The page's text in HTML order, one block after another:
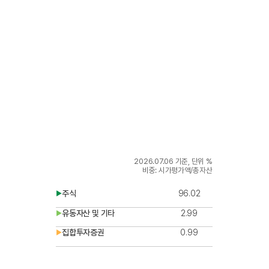
2026.07.06 기준, 단위 %
비중: 시가평가액/총자산
▶주식 96.02
▶유동자산 및 기타 2.99
▶집합투자증권 0.99